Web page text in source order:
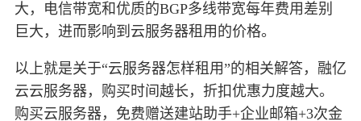
大，电信带宽和优质的BGP多线带宽每年费用差别
巨大，进而影响到云服务器租用的价格。
以上就是关于“云服务器怎样租用”的相关解答，融亿
云云服务器，购买时间越长，折扣优惠力度越大。
购买云服务器，免费赠送建站助手+企业邮箱+3次金